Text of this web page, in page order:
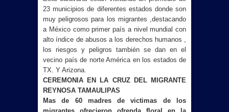
23 municipios de diferentes estados donde son
muy peligrosos para los migrantes ,destacando
a México como primer país a nivel mundial con
alto índice de abusos a los derechos humanos ,
los riesgos y peligros también se dan en el
vecino país de norte América en los estados de
TX. Y Arizona.
CEREMONIA EN LA CRUZ DEL MIGRANTE
REYNOSA TAMAULIPAS
Mas de 60 madres de victimas de los